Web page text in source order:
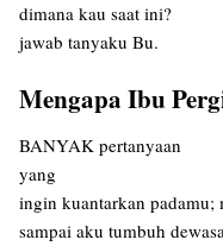
dimana kau saat ini?
jawab tanyaku Bu.
Mengapa Ibu
BANYAK pertanyaan
yang
ingin kuantarkan padamu;
sampai aku tumbuh